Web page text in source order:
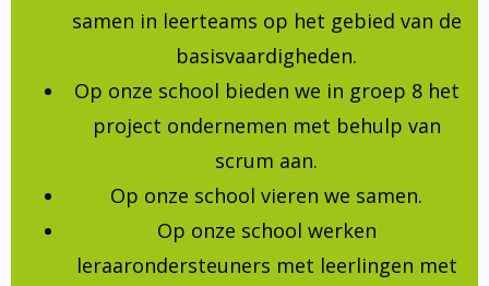
samen in leerteams op het gebied van de
basisvaardigheden.
Op onze school bieden we in groep 8 het
project ondernemen met behulp van
scrum aan.
Op onze school vieren we samen.
Op onze school werken
leraarondersteuners met leerlingen met